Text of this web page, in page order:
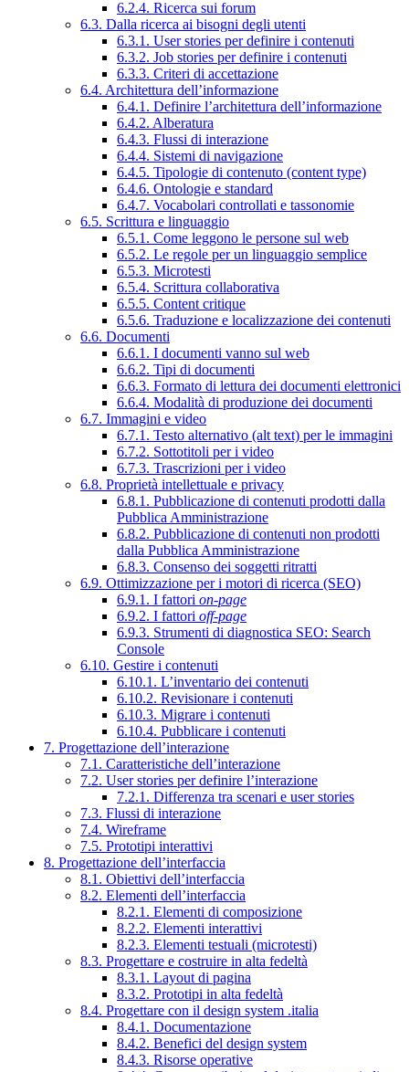
6.2.4. Ricerca sui forum
6.3. Dalla ricerca ai bisogni degli utenti
6.3.1. User stories per definire i contenuti
6.3.2. Job stories per definire i contenuti
6.3.3. Criteri di accettazione
6.4. Architettura dell’informazione
6.4.1. Definire l’architettura dell’informazione
6.4.2. Alberatura
6.4.3. Flussi di interazione
6.4.4. Sistemi di navigazione
6.4.5. Tipologie di contenuto (content type)
6.4.6. Ontologie e standard
6.4.7. Vocabolari controllati e tassonomie
6.5. Scrittura e linguaggio
6.5.1. Come leggono le persone sul web
6.5.2. Le regole per un linguaggio semplice
6.5.3. Microtesti
6.5.4. Scrittura collaborativa
6.5.5. Content critique
6.5.6. Traduzione e localizzazione dei contenuti
6.6. Documenti
6.6.1. I documenti vanno sul web
6.6.2. Tipi di documenti
6.6.3. Formato di lettura dei documenti elettronici
6.6.4. Modalità di produzione dei documenti
6.7. Immagini e video
6.7.1. Testo alternativo (alt text) per le immagini
6.7.2. Sottotitoli per i video
6.7.3. Trascrizioni per i video
6.8. Proprietà intellettuale e privacy
6.8.1. Pubblicazione di contenuti prodotti dalla
Pubblica Amministrazione
6.8.2. Pubblicazione di contenuti non prodotti
dalla Pubblica Amministrazione
6.8.3. Consenso dei soggetti ritratti
6.9. Ottimizzazione per i motori di ricerca (SEO)
6.9.1. I fattori on-page
6.9.2. I fattori off-page
6.9.3. Strumenti di diagnostica SEO: Search
Console
6.10. Gestire i contenuti
6.10.1. L’inventario dei contenuti
6.10.2. Revisionare i contenuti
6.10.3. Migrare i contenuti
6.10.4. Pubblicare i contenuti
7. Progettazione dell’interazione
7.1. Caratteristiche dell’interazione
7.2. User stories per definire l’interazione
7.2.1. Differenza tra scenari e user stories
7.3. Flussi di interazione
7.4. Wireframe
7.5. Prototipi interattivi
8. Progettazione dell’interfaccia
8.1. Obiettivi dell’interfaccia
8.2. Elementi dell’interfaccia
8.2.1. Elementi di composizione
8.2.2. Elementi interattivi
8.2.3. Elementi testuali (microtesti)
8.3. Progettare e costruire in alta fedeltà
8.3.1. Layout di pagina
8.3.2. Prototipi in alta fedeltà
8.4. Progettare con il design system .italia
8.4.1. Documentazione
8.4.2. Benefici del design system
8.4.3. Risorse operative